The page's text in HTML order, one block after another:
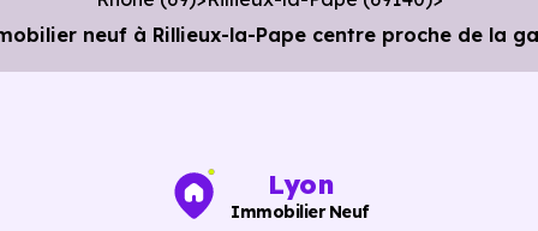
neuf à Rillieux-la-Pape centre proche de la
Lyon
Immobilier Neuf